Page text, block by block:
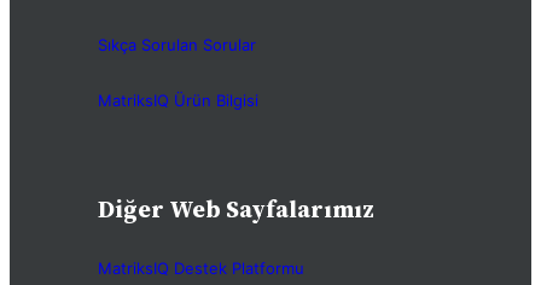
Sıkça Sorulan Sorular
MatriksIQ Ürün Bilgisi
Diğer Web Sayfalarımız
MatriksIQ Destek Platformu